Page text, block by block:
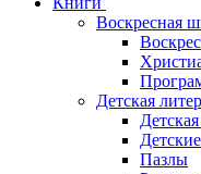
Воскресная
Детская
Пазлы